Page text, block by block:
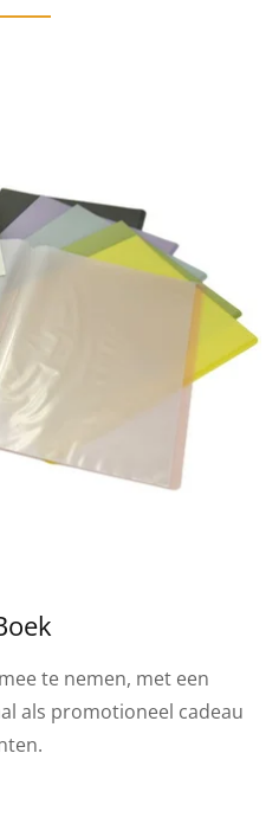
A4 PP Staande
Maak het geven van
opvallende ervaring met